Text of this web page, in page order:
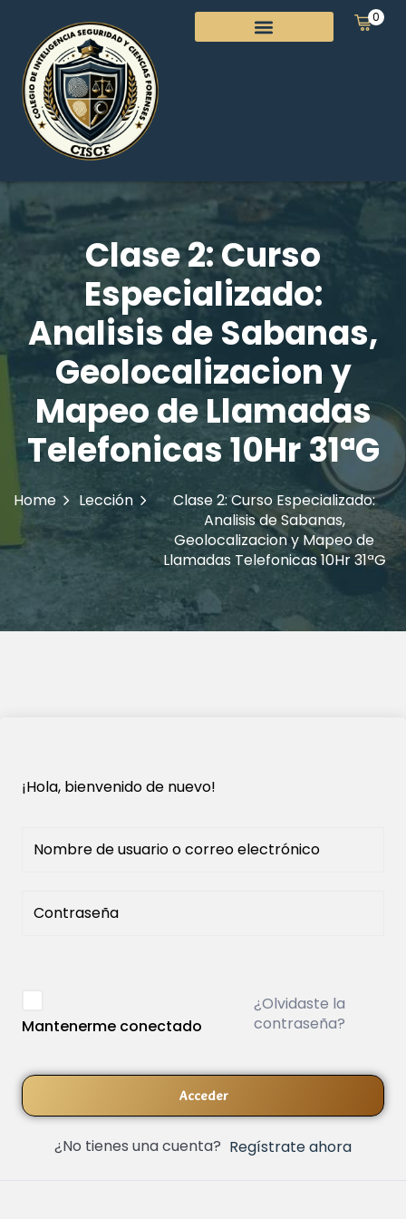
0
Clase 2: Curso
Especializado:
Analisis de Sabanas,
Geolocalizacion y
Mapeo de Llamadas
Telefonicas 10Hr 31ªG
Home Lección
Clase 2: Curso Especializado:
Analisis de Sabanas,
Geolocalizacion y Mapeo de
Llamadas Telefonicas 10Hr 31ªG
¡Hola, bienvenido de nuevo!
Mantenerme conectado
¿Olvidaste la
contraseña?
Acceder
¿No tienes una cuenta? Regístrate ahora